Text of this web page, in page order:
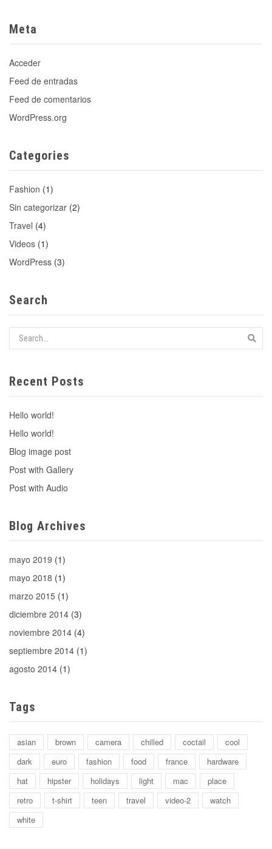
Meta
Acceder
Feed de entradas
Feed de comentarios
WordPress.org
Categories
Fashion (1)
Sin categorizar (2)
Travel (4)
Videos (1)
WordPress (3)
Search
Recent Posts
Hello world!
Hello world!
Blog image post
Post with Gallery
Post with Audio
Blog Archives
mayo 2019 (1)
mayo 2018 (1)
marzo 2015 (1)
diciembre 2014 (3)
noviembre 2014 (4)
septiembre 2014 (1)
agosto 2014 (1)
Tags
asian brown camera chilled coctail
cool
dark
euro fashion food france
hardware
hat
hipster holidays light mac
place
retro
t-shirt teen travel video-2
watch
white